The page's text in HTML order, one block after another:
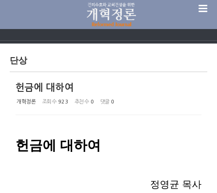
단상
헌금에 대하여
개혁정론 조회 수 923 추천 수 0 댓글 0
헌금에 대하여
정영균 목사
Sketchbook5, 스케치북5
Sketchbook5, 스케치북5